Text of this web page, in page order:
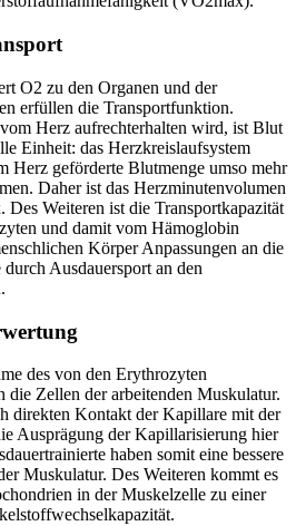
O2 zu den Organen und der
erfüllen die Transportfunktion.
Herz aufrechterhalten wird, ist Blut
Einheit: das Herzkreislaufsystem
Herz geförderte Blutmenge umso mehr
Daher ist das Herzminutenvolumen
Weiteren ist die Transportkapazität
und damit vom Hämoglobin
Körper Anpassungen an die
Ausdauersport an den
des von den Erythrozyten
die Zellen der arbeitenden Muskulatur.
direkten Kontakt der Kapillare mit der
Ausprägung der Kapillarisierung hier
haben somit eine bessere
Muskulatur. Des Weiteren kommt es
in der Muskelzelle zu einer